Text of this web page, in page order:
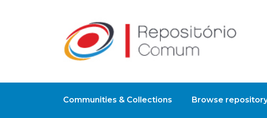
Communities & Collections Browse